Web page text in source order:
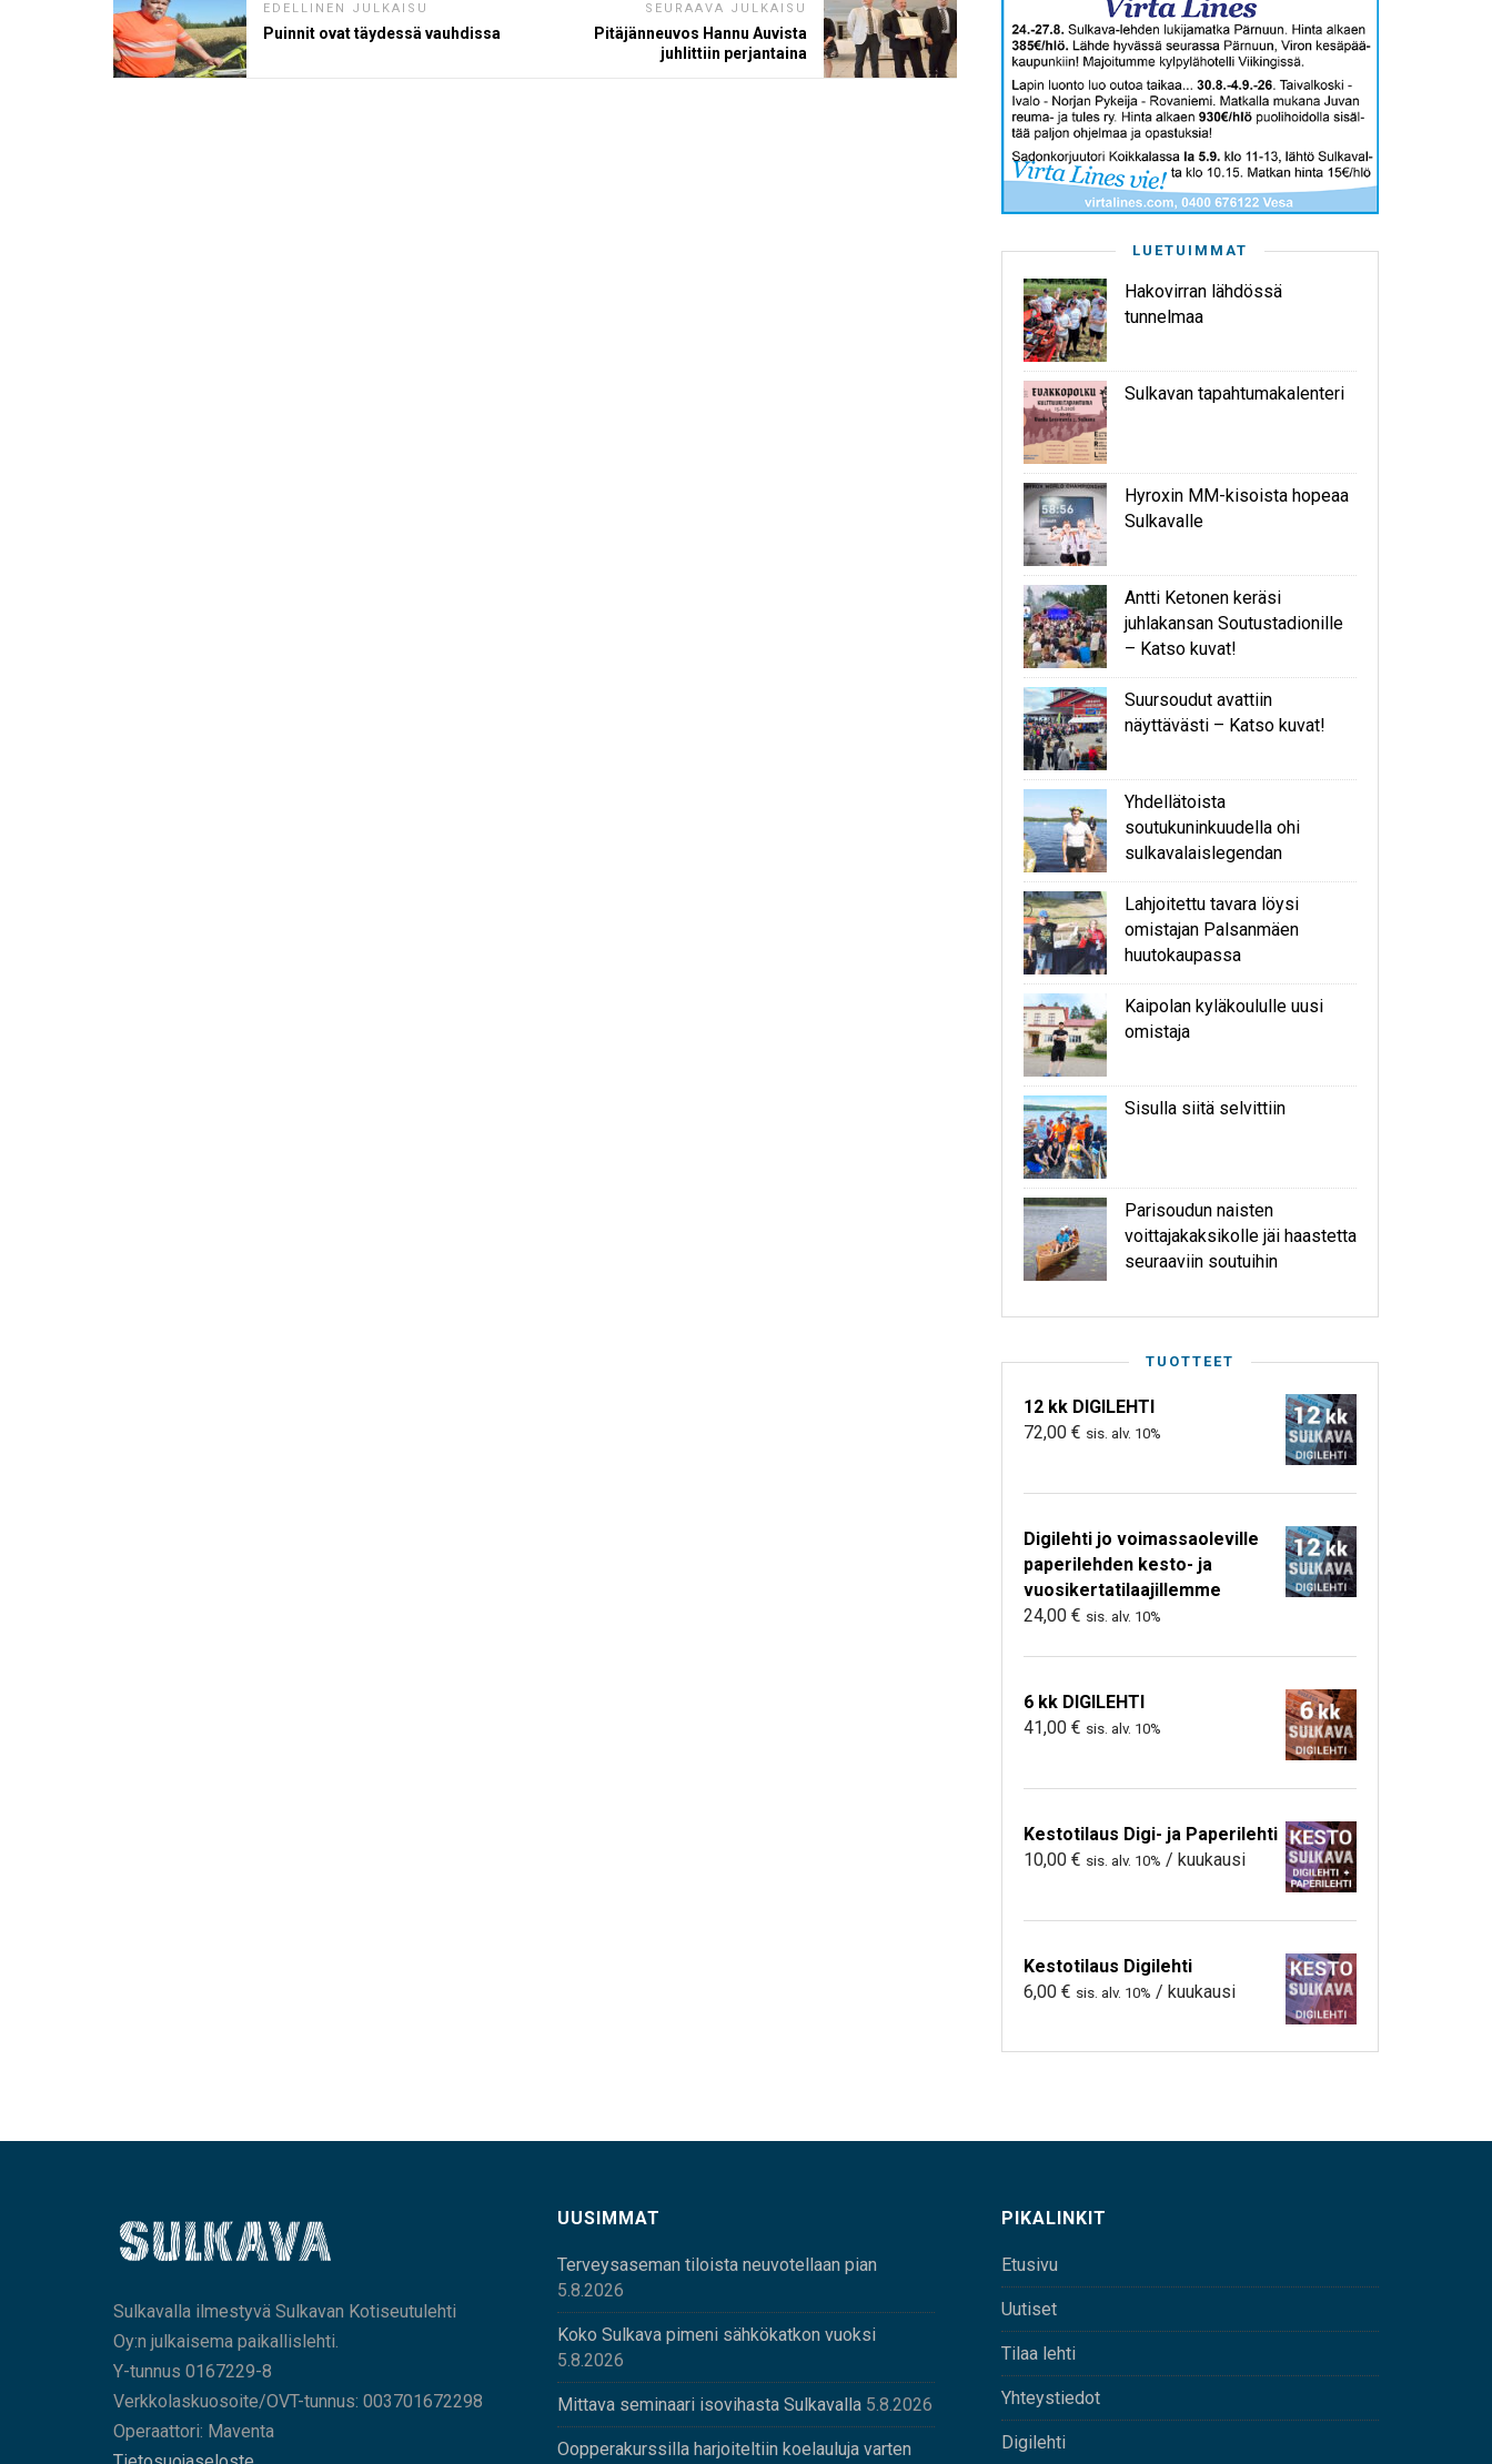
EDELLINEN JULKAISU
Puinnit ovat täydessä vauhdissa
SEURAAVA JULKAISU
Pitäjänneuvos Hannu Auvista
juhlittiin perjantaina
LUETUIMMAT
Hakovirran lähdössä
tunnelmaa
Sulkavan tapahtumakalenteri
Hyroxin MM-kisoista hopeaa
Sulkavalle
Antti Ketonen keräsi
juhlakansan Soutustadionille
– Katso kuvat!
Suursoudut avattiin
näyttävästi – Katso kuvat!
Yhdellätoista
soutukuninkuudella ohi
sulkavalaislegendan
Lahjoitettu tavara löysi
omistajan Palsanmäen
huutokaupassa
Kaipolan kyläkoululle uusi
omistaja
Sisulla siitä selvittiin
Parisoudun naisten
voittajakaksikolle jäi haastetta
seuraaviin soutuihin
TUOTTEET
12 kk DIGILEHTI
72,00 € sis. alv. 10%
Digilehti jo voimassaoleville
paperilehden kesto- ja
vuosikertatilaajillemme
24,00 € sis. alv. 10%
6 kk DIGILEHTI
41,00 € sis. alv. 10%
Kestotilaus Digi- ja Paperilehti
10,00 € sis. alv. 10% / kuukausi
Kestotilaus Digilehti
6,00 € sis. alv. 10% / kuukausi
Sulkavalla ilmestyvä Sulkavan Kotiseutulehti
Oy:n julkaisema paikallislehti.
Y-tunnus 0167229-8
Verkkolaskuosoite/OVT-tunnus: 003701672298
Operaattori: Maventa
UUSIMMAT
Terveysaseman tiloista neuvotellaan pian
5.8.2026
Koko Sulkava pimeni sähkökatkon vuoksi
5.8.2026
Mittava seminaari isovihasta Sulkavalla 5.8.2026
Oopperakurssilla harjoiteltiin koelauluja varten
PIKALINKIT
Etusivu
Uutiset
Tilaa lehti
Yhteystiedot
Digilehti